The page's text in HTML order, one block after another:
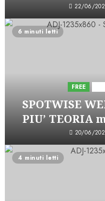
22/06/
6 minuti letti
FREE
SPOTWISE
PIU’ TEORIA
20/06/
4 minuti letti